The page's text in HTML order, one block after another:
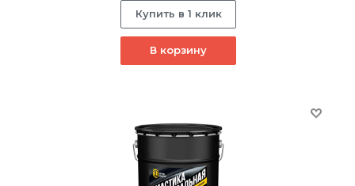
Купить в 1 клик
В корзину